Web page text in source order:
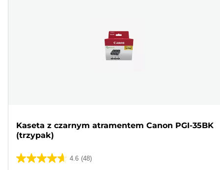
Kaseta z czarnym atramentem Canon PGI-35BK
(trzypak)
4.6 (48)
4.6